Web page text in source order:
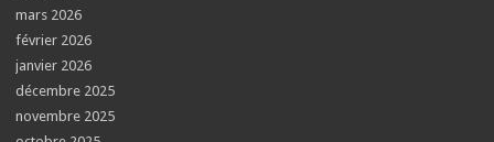
mars 2026
février 2026
janvier 2026
décembre 2025
novembre 2025